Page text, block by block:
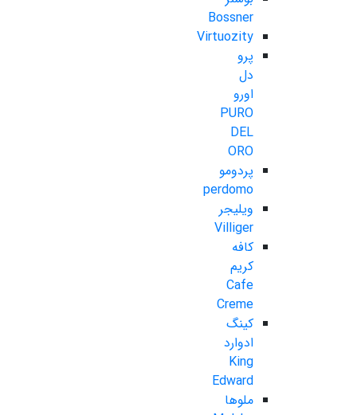
Bossner
Virtuozity
پرو
دل
اورو
PURO
DEL
ORO
پردومو
perdomo
ویلیجر
Villiger
کافه
کریم
Cafe
Creme
کینگ
ادوارد
King
Edward
ملوها